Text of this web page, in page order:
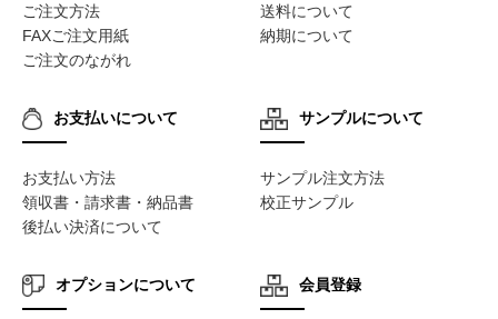
ご注文方法
FAXご注文用紙
ご注文のながれ
送料について
納期について
お支払いについて
お支払い方法
領収書・請求書・納品書
後払い決済について
サンプルについて
サンプル注文方法
校正サンプル
オプションについて 会員登録